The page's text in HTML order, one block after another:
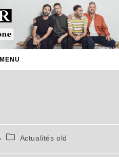
MENU
Actualités old